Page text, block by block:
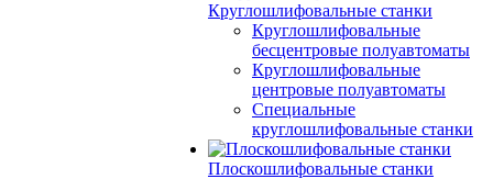
Круглошлифовальные станки
Круглошлифовальные
бесцентровые полуавтоматы
Круглошлифовальные
центровые полуавтоматы
Специальные
круглошлифовальные станки
Плоскошлифовальные станки